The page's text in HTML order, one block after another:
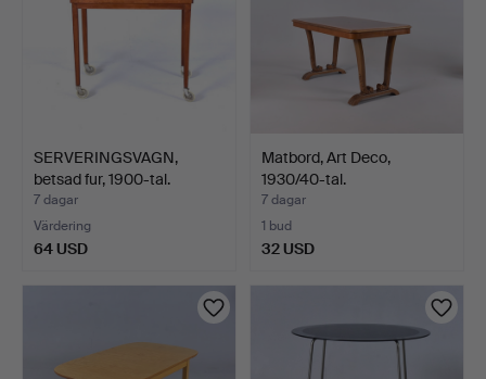
SERVERINGSVAGN,
betsad fur, 1900-tal.
7 dagar
Värdering
64 USD
Matbord, Art Deco,
1930/40-tal.
7 dagar
1 bud
32 USD